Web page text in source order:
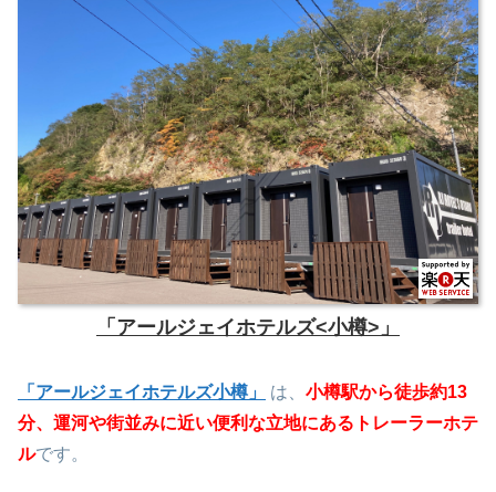
「アールジェイホテルズ<小樽>」
「アールジェイホテルズ小樽」 は、 小樽駅から徒歩約13
分、運河や街並みに近い便利な立地にあるトレーラーホテ
ルです。